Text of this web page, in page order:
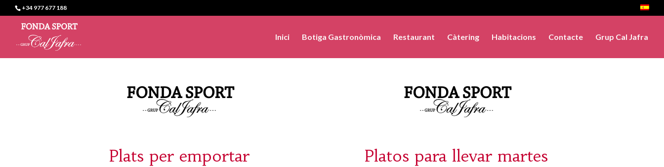
+34 977 677 188
Inici Botiga Gastronòmica Restaurant Càtering Habitacions Contacte Grup Cal Jafra
Plats per emportar Platos para llevar martes